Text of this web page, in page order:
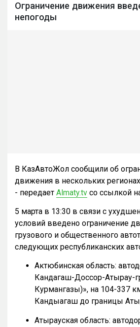
Ограничение движения
непогоды
В КазАвтоЖол сообщили об
движения в нескольких
- передает Almaty.tv со ссылкой
5 марта в 13:30 в связи с
условий введено ограничение
грузового и общественного
следующих республиканских
Актюбинская область:
Кандагаш-Доссор-Атырау-
Курмангазы)», на 104-337
Кандыагаш до границы
Атырауская область: